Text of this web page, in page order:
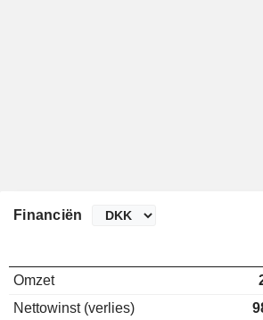
Financiën
Omzet
Nettowinst (verlies)